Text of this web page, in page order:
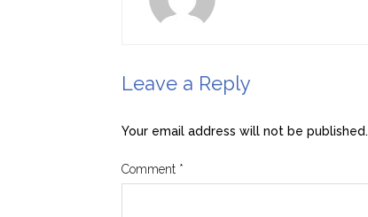
Leave a Reply
Your email address will not be published.
Comment *